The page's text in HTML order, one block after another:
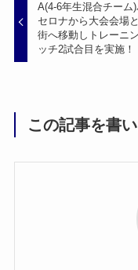
A(4-6年生混合チーム
セロナから大会会場
街へ移動しトレーニ
ッチ2試合目を実施！
この記事を書